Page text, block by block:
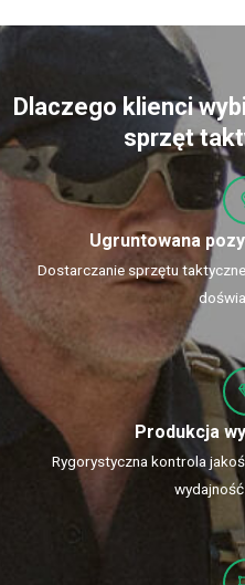
Dlaczego klienci
sprzęt
Ugruntowana
Dostarczanie sprzętu
Produkcja
Rygorystyczna kontrola